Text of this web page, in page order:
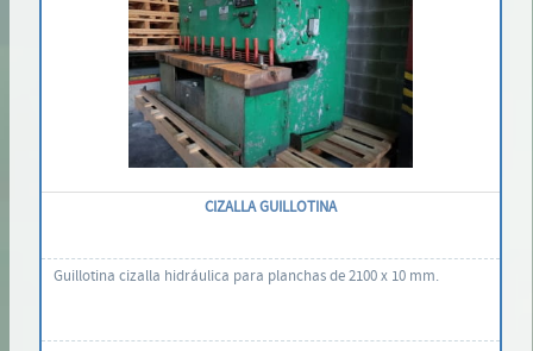
CIZALLA GUILLOTINA
Guillotina cizalla hidráulica para planchas de 2100 x 10 mm.